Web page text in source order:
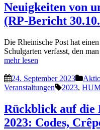
Neuigkeiten von
(RP-Bericht
Die Rheinische Post hat
Schulgarten verfasst, den
mehr lesen
24. September 2023
Veranstaltungen
2023,
Rückblick auf
2023: Codes,